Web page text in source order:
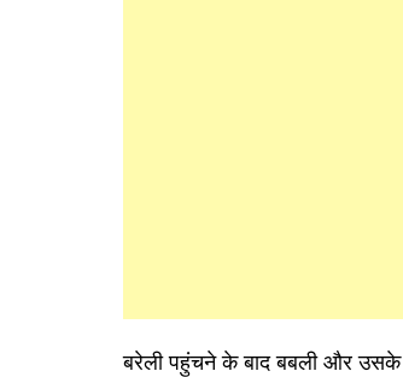
बरेली पहुंचने के बाद बबली और उसके